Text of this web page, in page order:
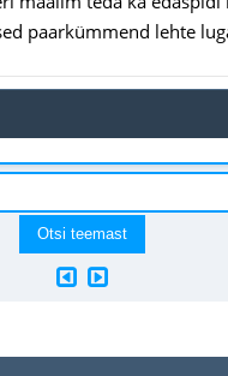
paarkümmend lehte